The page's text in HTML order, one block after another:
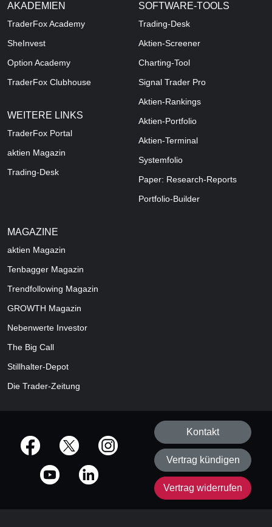
AKADEMIEN
TraderFox Academy
SheInvest
Option Academy
TraderFox Clubhouse
WEITERE LINKS
TraderFox Portal
aktien Magazin
Trading-Desk
SOFTWARE-TOOLS
Trading-Desk
Aktien-Screener
Charting-Tool
Signal Trader Pro
Aktien-Rankings
Aktien-Portfolio
Aktien-Terminal
Systemfolio
Paper: Research-Reports
Portfolio-Builder
MAGAZINE
aktien Magazin
Tenbagger Magazin
Trendfollowing Magazin
GROWTH Magazin
Nebenwerte Investor
The Big Call
Stillhalter-Depot
Die Trader-Zeitung
offizielle Social Media-Accounts
Kontakt
Vertrag kündigen
Vertrag widerrufen